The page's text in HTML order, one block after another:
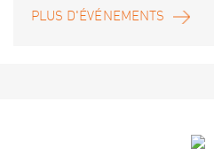
PLUS D'ÉVÉNEMENTS